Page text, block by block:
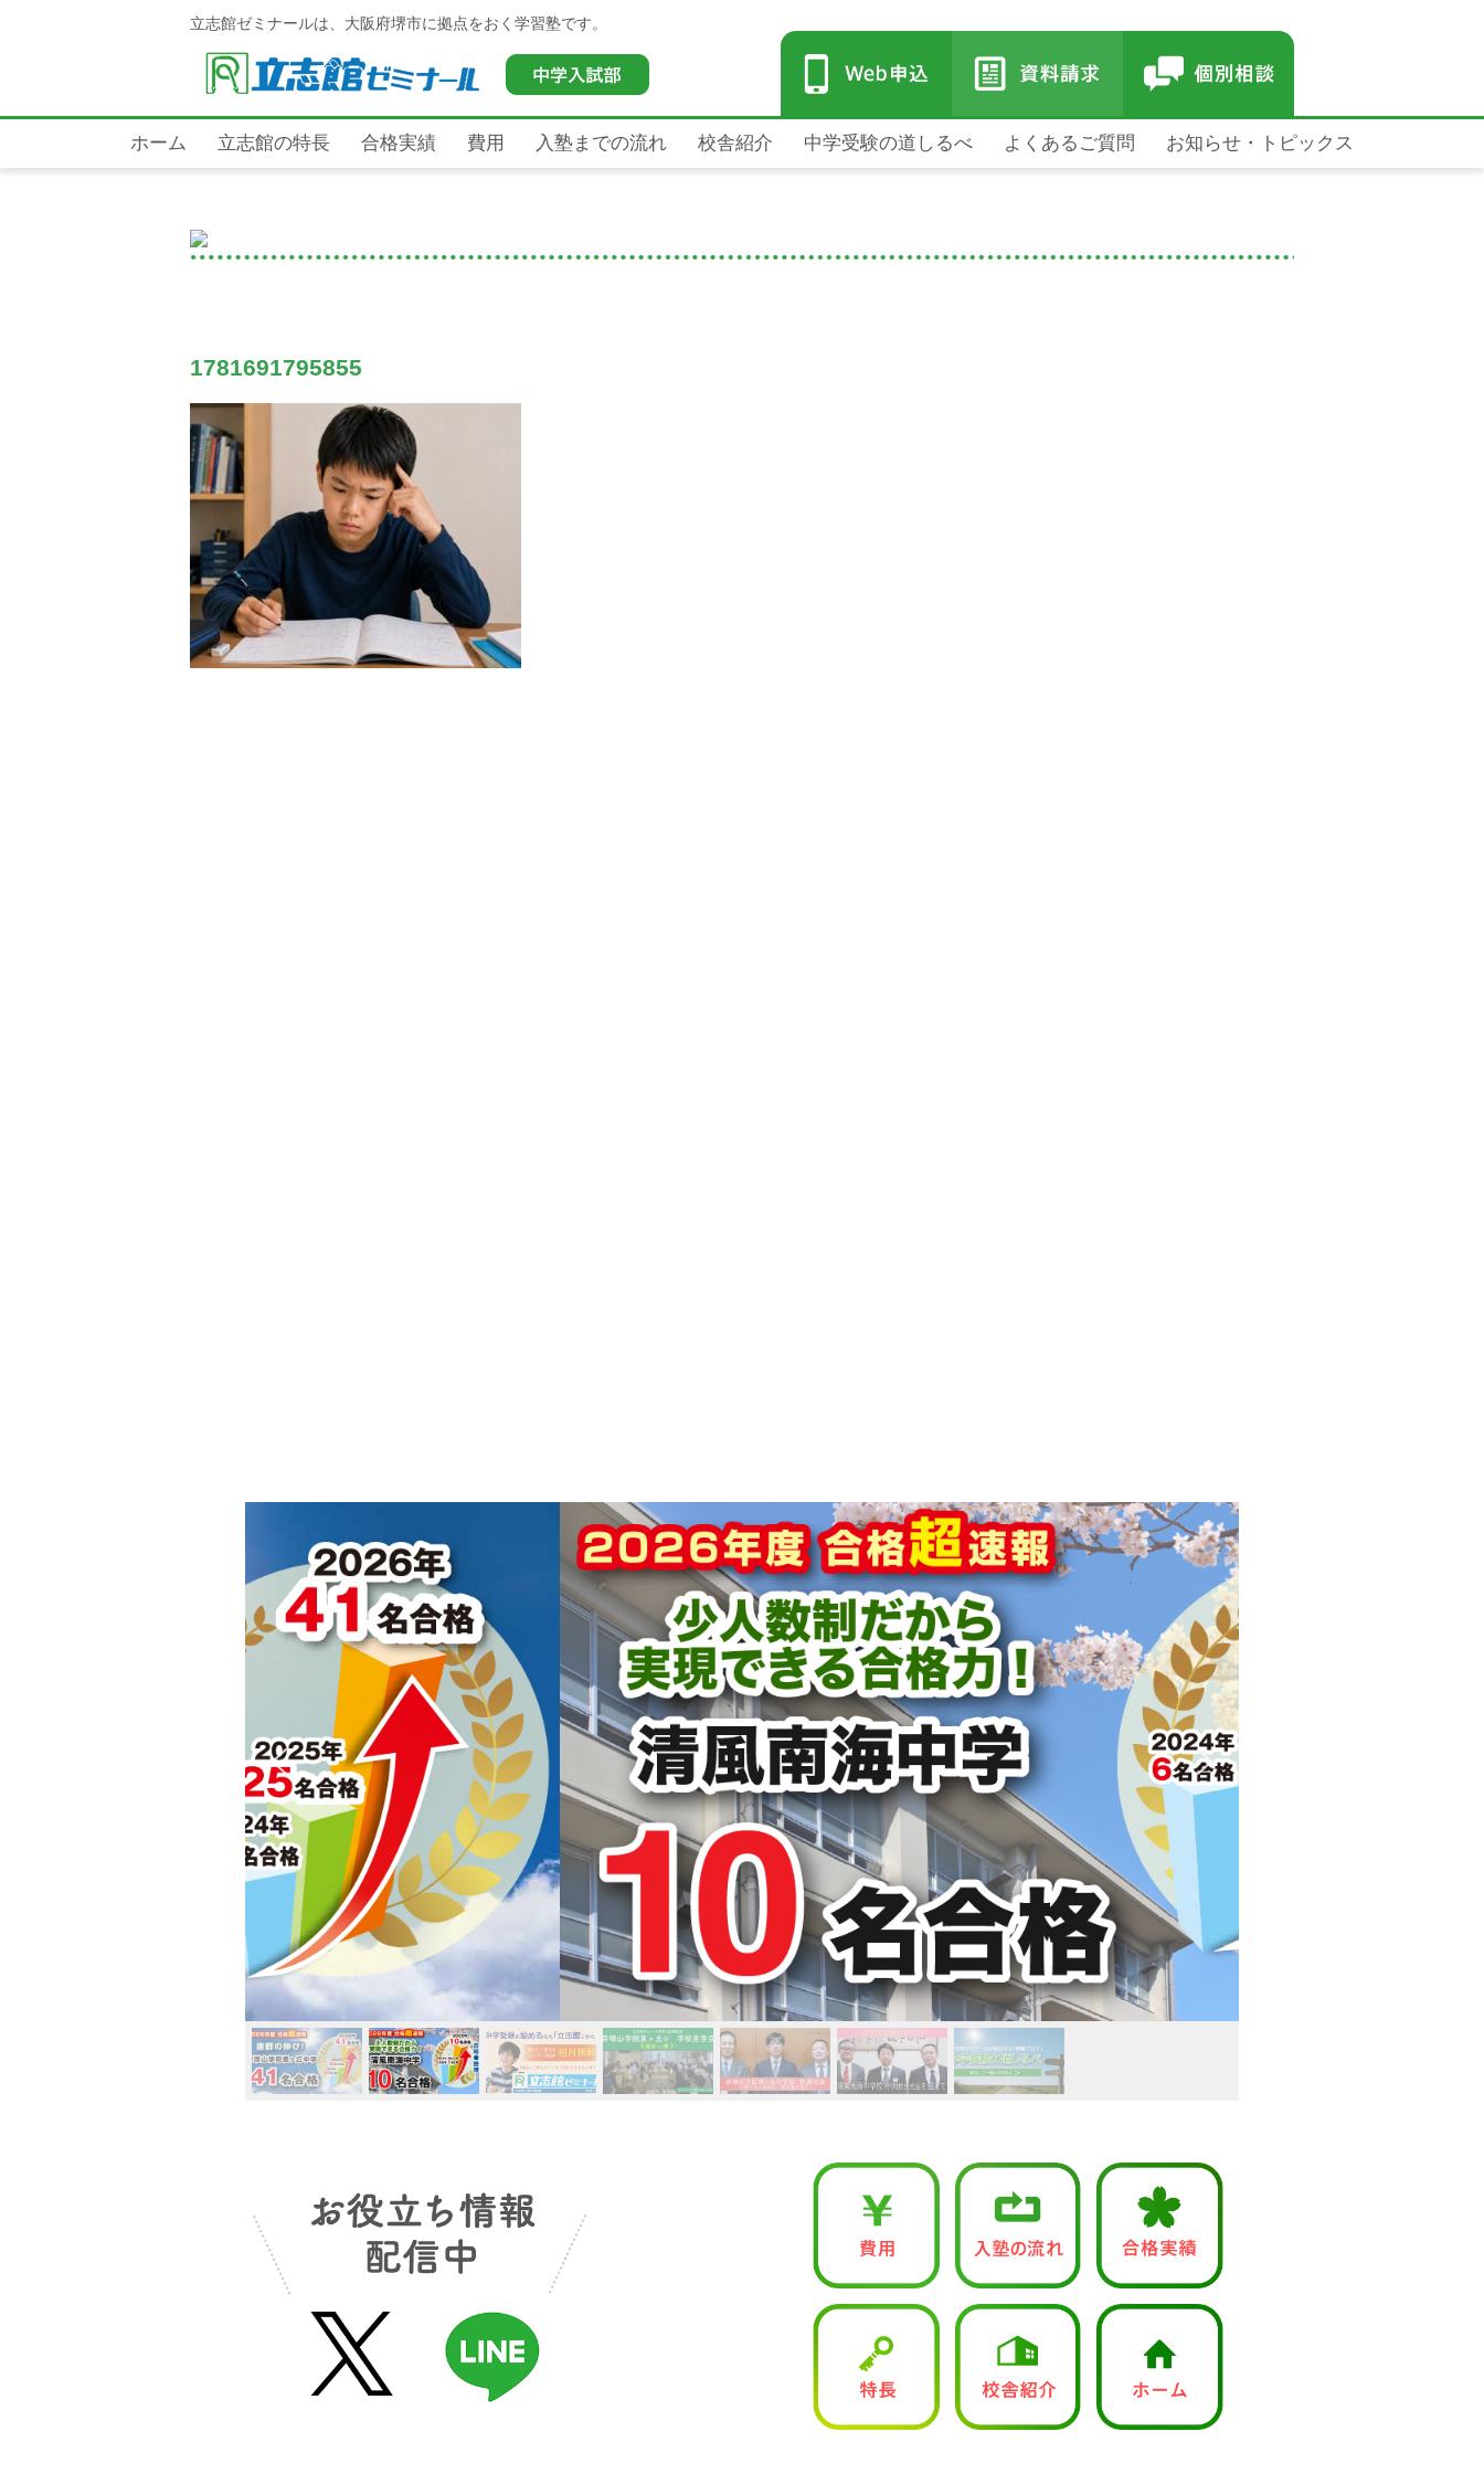
立志館ゼミナールは、大阪府堺市に拠点をおく学習塾です。
ホーム 立志館の特長 合格実績 費用 入塾までの流れ 校舎紹介 中学受験の道しるべ よくあるご質問 お知らせ・トピックス
1781691795855